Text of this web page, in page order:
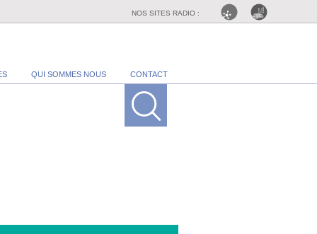
NOS SITES RADIO :
QUI SOMMES NOUS CONTACT